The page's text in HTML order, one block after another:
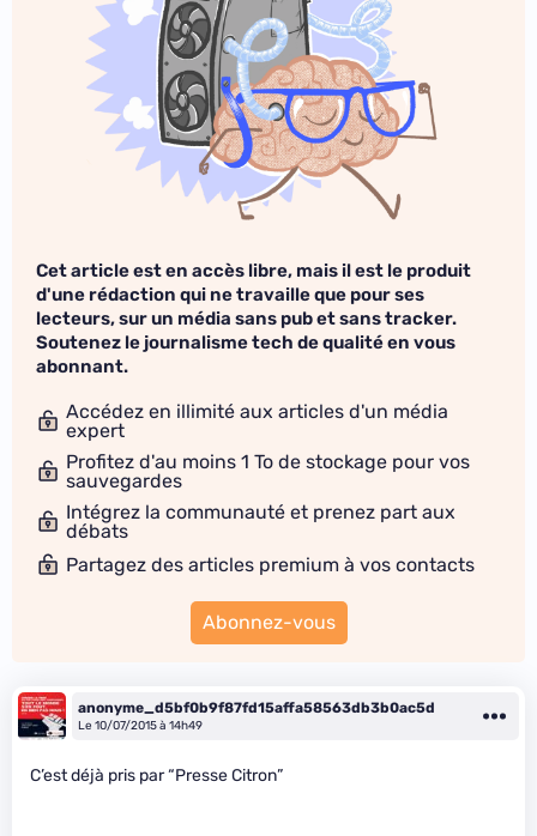
Cet article est en accès libre, mais il est le produit
d'une rédaction qui ne travaille que pour ses
lecteurs, sur un média sans pub et sans tracker.
Soutenez le journalisme tech de qualité en vous
abonnant.
Accédez en illimité aux articles d'un média
expert
Profitez d'au moins 1 To de stockage pour vos
sauvegardes
Intégrez la communauté et prenez part aux
débats
Partagez des articles premium à vos contacts
Abonnez-vous
anonyme_d5bf0b9f87fd15affa58563db3b0ac5d
Le 10/07/2015 à 14h49
C’est déjà pris par “Presse Citron”